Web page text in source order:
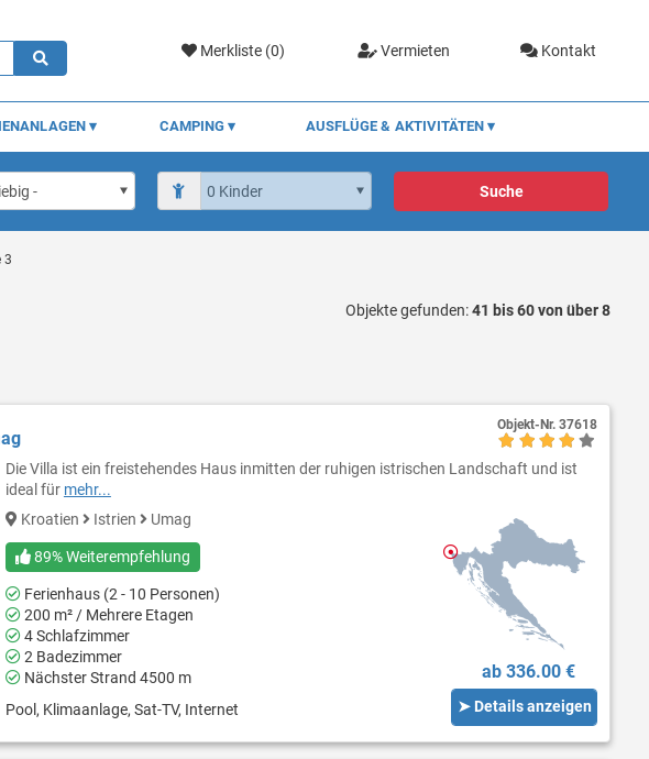
Merkliste (0) Vermieten Kontakt
CAMPING AUSFLÜGE & AKTIVITÄTEN
Suche
3
Objekte gefunden:41 bis 60 von über 8
Die Villa ist ein freistehendes Haus inmitten der ruhigen istrischen Landschaft und ist
ideal für mehr...
Kroatien
Istrien Umag
89% Weiterempfehlung
Ferienhaus (2 - 10 Personen)
200 m² / Mehrere Etagen
4 Schlafzimmer
2 Badezimmer
Nächster Strand 4500 m
Pool, Klimaanlage, Sat-TV, Internet
ab 336.00 €
➤ Details anzeigen
Objekt-Nr. 37618